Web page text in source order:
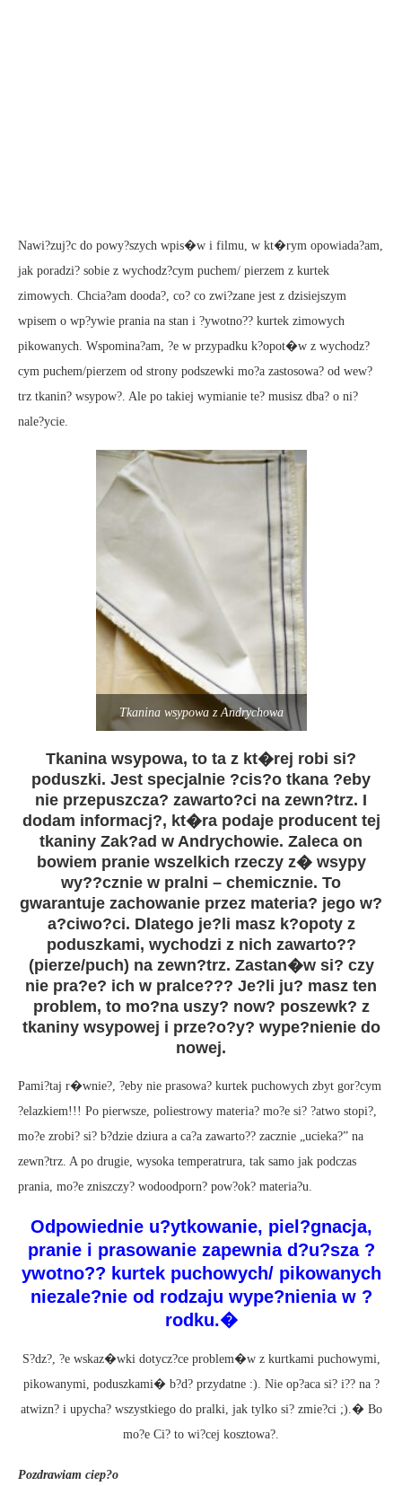
Nawi?zuj?c do powy?szych wpis�w i filmu, w kt�rym opowiada?am,
jak poradzi? sobie z wychodz?cym puchem/ pierzem z kurtek
zimowych. Chcia?am dooda?, co? co zwi?zane jest z dzisiejszym
wpisem o wp?ywie prania na stan i ?ywotno?? kurtek zimowych
pikowanych. Wspomina?am, ?e w przypadku k?opot�w z wychodz?
cym puchem/pierzem od strony podszewki mo?a zastosowa? od wew?
trz tkanin? wsypow?. Ale po takiej wymianie te? musisz dba? o ni?
nale?ycie.
Tkanina wsypowa z Andrychowa
Tkanina wsypowa, to ta z kt�rej robi si?
poduszki. Jest specjalnie ?cis?o tkana ?eby
nie przepuszcza? zawarto?ci na zewn?trz. I
dodam informacj?, kt�ra podaje producent tej
tkaniny Zak?ad w Andrychowie. Zaleca on
bowiem pranie wszelkich rzeczy z� wsypy
wy??cznie w pralni – chemicznie. To
gwarantuje zachowanie przez materia? jego w?
a?ciwo?ci. Dlatego je?li masz k?opoty z
poduszkami, wychodzi z nich zawarto??
(pierze/puch) na zewn?trz. Zastan�w si? czy
nie pra?e? ich w pralce??? Je?li ju? masz ten
problem, to mo?na uszy? now? poszewk? z
tkaniny wsypowej i prze?o?y? wype?nienie do
nowej.
Pami?taj r�wnie?, ?eby nie prasowa? kurtek puchowych zbyt gor?cym
?elazkiem!!! Po pierwsze, poliestrowy materia? mo?e si? ?atwo stopi?,
mo?e zrobi? si? b?dzie dziura a ca?a zawarto?? zacznie „ucieka?” na
zewn?trz. A po drugie, wysoka temperatrura, tak samo jak podczas
prania, mo?e zniszczy? wodoodporn? pow?ok? materia?u.
Odpowiednie u?ytkowanie, piel?gnacja,
pranie i prasowanie zapewnia d?u?sza ?
ywotno?? kurtek puchowych/ pikowanych
niezale?nie od rodzaju wype?nienia w ?
rodku.�
S?dz?, ?e wskaz�wki dotycz?ce problem�w z kurtkami puchowymi,
pikowanymi, poduszkami� b?d? przydatne :). Nie op?aca si? i?? na ?
atwizn? i upycha? wszystkiego do pralki, jak tylko si? zmie?ci ;).� Bo
mo?e Ci? to wi?cej kosztowa?.
Pozdrawiam ciep?o